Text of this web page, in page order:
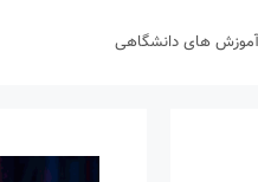
آموزش های دانشگاهی